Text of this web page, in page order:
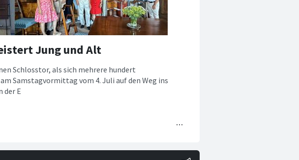
Jung und Alt
Schlosstor, als sich mehrere hundert
Samstagvormittag vom 4. Juli auf den Weg ins
der E